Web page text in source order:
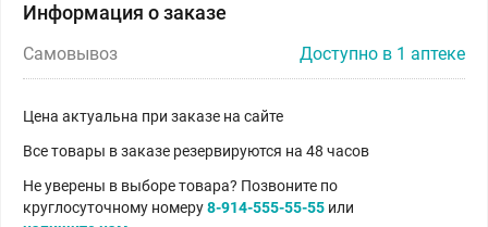
Информация о заказе
Самовывоз Доступно в 1 аптеке
Цена актуальна при заказе на сайте
Все товары в заказе резервируются на 48 часов
Не уверены в выборе товара? Позвоните по
круглосуточному номеру8-914-555-55-55 или